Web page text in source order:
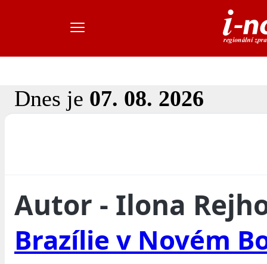
Dnes je 07. 08. 2026
Autor - Ilona
Brazílie v Novém